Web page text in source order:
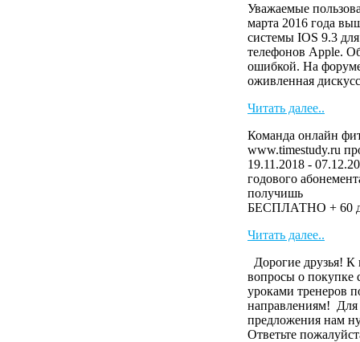
Уважаемые
марта 2016 года
системы IOS 9.3
телефонов Apple.
ошибкой. На
оживленная
Читать далее..
Команда онлайн
www.timestudy.ru
19.11.2018 -
годового
БЕСПЛАТНО + 60
Читать далее..
Дорогие друзья! К
вопросы о покупке
уроками тренеров
направлениям! Для
предложения нам
Ответьте